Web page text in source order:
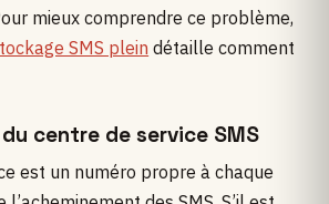
mieux comprendre ce problème,
SMS plein détaille comment
centre de service SMS
est un numéro propre à chaque